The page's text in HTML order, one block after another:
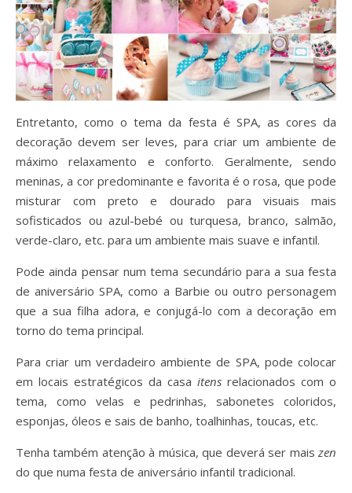
Entretanto, como o tema da festa é SPA, as cores da
decoração devem ser leves, para criar um ambiente de
máximo relaxamento e conforto. Geralmente, sendo
meninas, a cor predominante e favorita é o rosa, que pode
misturar com preto e dourado para visuais mais
sofisticados ou azul-bebé ou turquesa, branco, salmão,
verde-claro, etc. para um ambiente mais suave e infantil.
Pode ainda pensar num tema secundário para a sua festa
de aniversário SPA, como a Barbie ou outro personagem
que a sua filha adora, e conjugá-lo com a decoração em
torno do tema principal.
Para criar um verdadeiro ambiente de SPA, pode colocar
em locais estratégicos da casa itens relacionados com o
tema, como velas e pedrinhas, sabonetes coloridos,
esponjas, óleos e sais de banho, toalhinhas, toucas, etc.
Tenha também atenção à música, que deverá ser mais zen
do que numa festa de aniversário infantil tradicional.